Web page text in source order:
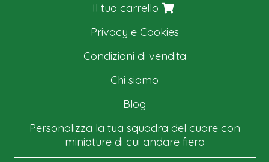
Il tuo carrello
Privacy e Cookies
Condizioni di vendita
Chi siamo
Blog
Personalizza la tua squadra del cuore con
miniature di cui andare fiero